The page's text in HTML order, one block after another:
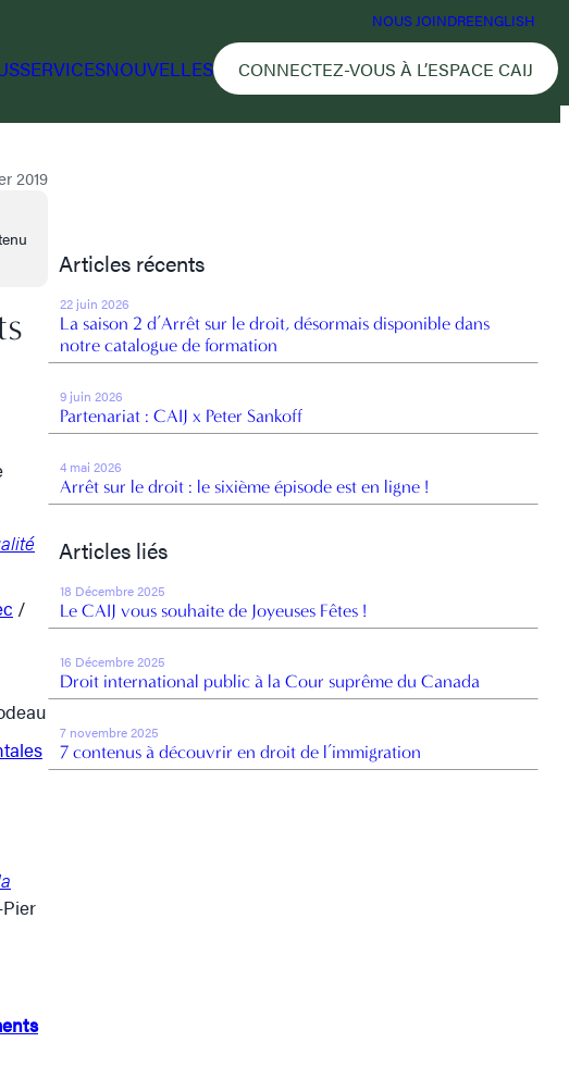
NOUS JOINDREENGLISH
SERVICESNOUVELLES CONNECTEZ-VOUS À L’ESPACE CAIJ
2019
/
Articles récents
22 juin 2026
La saison 2 d’Arrêt sur le droit, désormais disponible dans
notre catalogue de formation
9 juin 2026
Partenariat : CAIJ x Peter Sankoff
4 mai 2026
Arrêt sur le droit : le sixième épisode est en ligne !
Articles liés
18 Décembre 2025
Le CAIJ vous souhaite de Joyeuses Fêtes !
16 Décembre 2025
Droit international public à la Cour suprême du Canada
7 novembre 2025
7 contenus à découvrir en droit de l’immigration